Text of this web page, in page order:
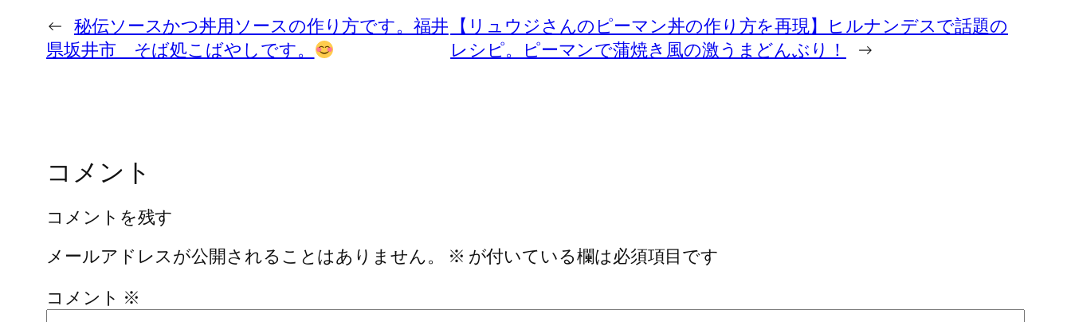
← 秘伝ソースかつ丼用ソースの作り方です。福井
県坂井市 そば処こばやしです。
【リュウジさんのピーマン丼の作り方を再現】ヒルナンデスで話題の
レシピ。ピーマンで蒲焼き風の激うまどんぶり！
→
コメント
コメントを残す
メールアドレスが公開されることはありません。
※ が付いている欄は必須項目です
コメント ※